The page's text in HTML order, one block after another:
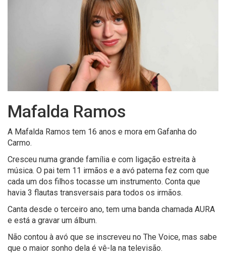
Mafalda Ramos
A Mafalda Ramos tem 16 anos e mora em Gafanha do
Carmo.
Cresceu numa grande família e com ligação estreita à
música. O pai tem 11 irmãos e a avó paterna fez com que
cada um dos filhos tocasse um instrumento. Conta que
havia 3 flautas transversais para todos os irmãos.
Canta desde o terceiro ano, tem uma banda chamada AURA
e está a gravar um álbum.
Não contou à avó que se inscreveu no The Voice, mas sabe
que o maior sonho dela é vê-la na televisão.